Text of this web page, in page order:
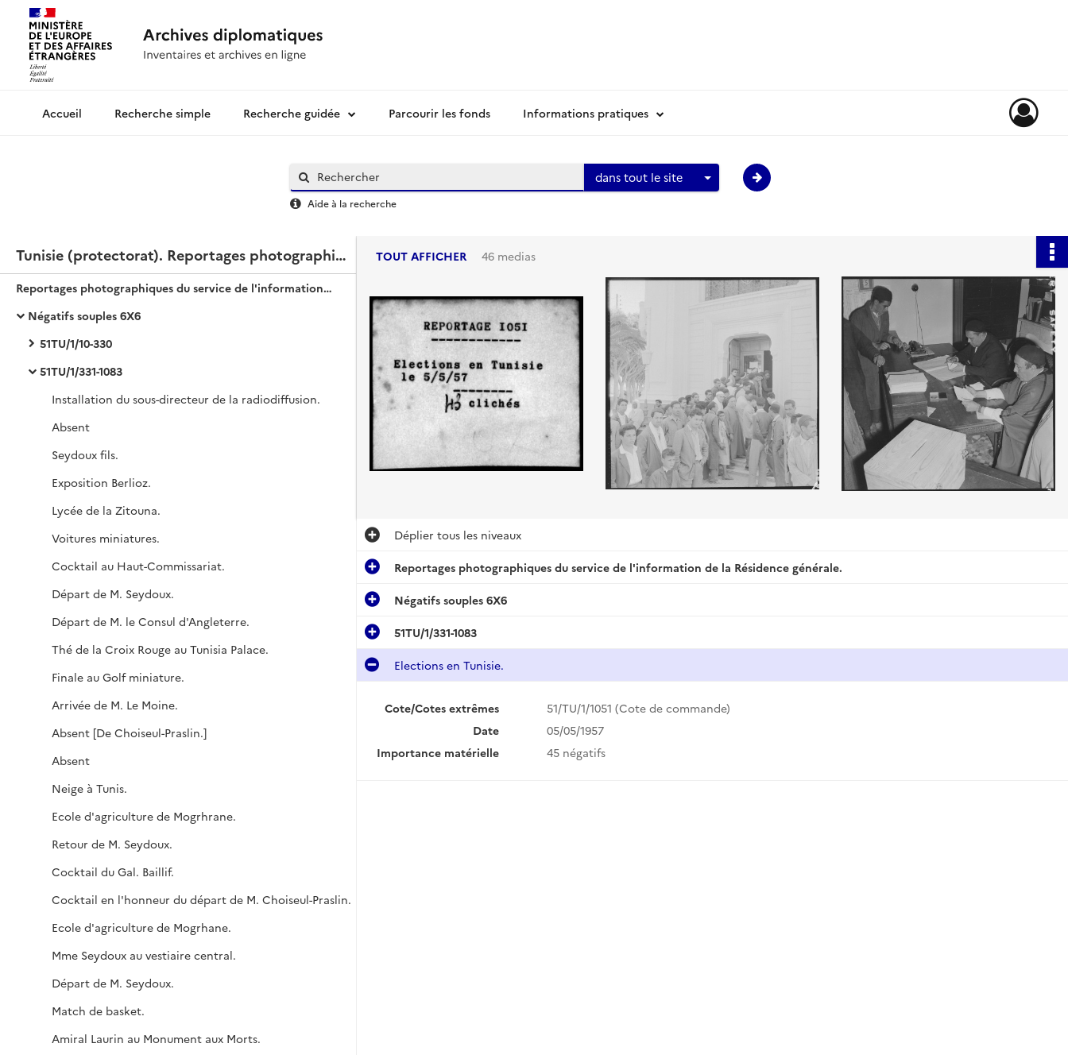
Archives diplomatiquesRecherche simple Recherche guidée Parcourir les fonds Informations pratiques
dans tout le site
Aide à la recherche
Tunisie (protectorat). Reportages photographiques du service de l'information.
Reportages photographiques du service de l'information de la Résidence générale.
Négatifs souples 6X6
51TU/1/10-330
51TU/1/331-1083
Installation du sous-directeur de la radiodiffusion.
Absent
Seydoux fils.
Exposition Berlioz.
Lycée de la Zitouna.
Voitures miniatures.
Cocktail au Haut-Commissariat.
Départ de M. Seydoux.
Départ de M. le Consul d'Angleterre.
Thé de la Croix Rouge au Tunisia Palace.
Finale au Golf miniature.
Arrivée de M. Le Moine.
Absent [De Choiseul-Praslin.]
Absent
Neige à Tunis.
Ecole d'agriculture de Mogrhrane.
Retour de M. Seydoux.
Cocktail du Gal. Baillif.
Cocktail en l'honneur du départ de M. Choiseul-Praslin.
Ecole d'agriculture de Mogrhane.
Mme Seydoux au vestiaire central.
Départ de M. Seydoux.
Match de basket.
Amiral Laurin au Monument aux Morts.
TOUT AFFICHER 46 medias
Déplier tous les niveaux
Reportages photographiques du service de l'information de la Résidence générale.
Négatifs souples 6X6
51TU/1/331-1083
Elections en Tunisie.
Cote/Cotes extrêmes
51/TU/1/1051 (Cote de commande)
Date
05/05/1957
Importance matérielle
45 négatifs